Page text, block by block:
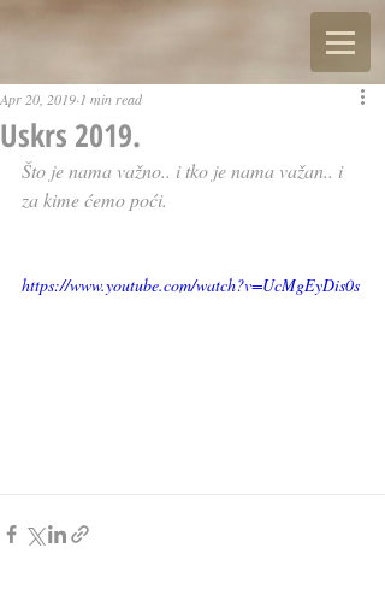
Uskrs 2019.
Apr 20, 2019 1 min read
Što je nama važno.. i tko je nama važan.. i
za kime ćemo poći.
https://www.youtube.com/watch?v=UcMgEyDis0s